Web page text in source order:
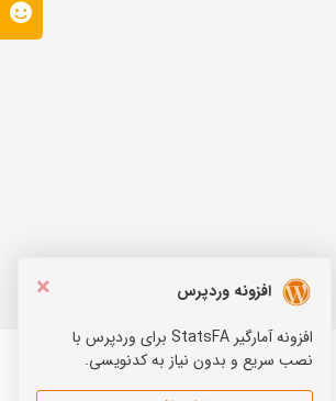
×
افزونه وردپرس
افزونه آمارگیر StatsFA برای وردپرس با
نصب سریع و بدون نیاز به کدنویسی.